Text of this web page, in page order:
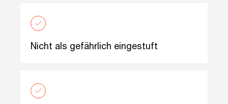
Nicht als gefährlich eingestuft